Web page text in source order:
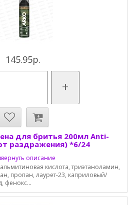
145.95р.
+
для бритья 200мл Anti-
раздражения) *6/24
описание
кислота, триэтаноламин,
пропан, лаурет-23, каприловый/
фенокс...